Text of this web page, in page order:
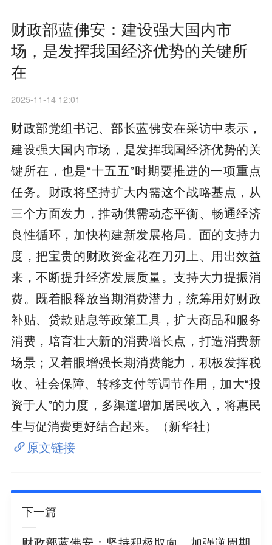
财政部蓝佛安：建设强大国内市
场，是发挥我国经济优势的关键所
在
2025-11-14 12:01
财政部党组书记、部长蓝佛安在采访中表示，
建设强大国内市场，是发挥我国经济优势的关
键所在，也是“十五五”时期要推进的一项重点
任务。财政将坚持扩大内需这个战略基点，从
三个方面发力，推动供需动态平衡、畅通经济
良性循环，加快构建新发展格局。面的支持力
度，把宝贵的财政资金花在刀刃上、用出效益
来，不断提升经济发展质量。支持大力提振消
费。既着眼释放当期消费潜力，统筹用好财政
补贴、贷款贴息等政策工具，扩大商品和服务
消费，培育壮大新的消费增长点，打造消费新
场景；又着眼增强长期消费能力，积极发挥税
收、社会保障、转移支付等调节作用，加大“投
资于人”的力度，多渠道增加居民收入，将惠民
生与促消费更好结合起来。（新华社）
原文链接
下一篇